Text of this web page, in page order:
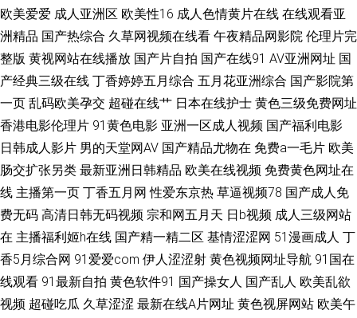
高清电影 青青青手机视频在线观看 殴美精品 日韩AV成人岛国资源福利 国产
精品国产精品国产专区 男女网站在线观看的网站 久久bb 国产综合色五月久
久久 韩日性爱 国产特级直播 国产精品一区二区福利在线 抖阴蜜桃樱桃91 bt
快搜net 日韩精品一级二级 久久日日 九一成人 久久午夜精品 久久网免费 久
久精品人妻 国产伪娘视频 国产第一码页 丰满人妻区二区三区免费看 爱愛91
94神马 91清清视频 91看看 91视频网址 性欲av 91网站黄色 91人人人人人
91短视频网站 8哥电影网站 91AV娱乐网 亚洲第一色导航av 手机av 日韩诚人
欧美爱爱 成人亚洲区 欧美性16 成人色情黄片在线 在线观看亚
洲精品 国产热综合 久草网视频在线看 午夜精品网影院 伦理片完
整版 黄视网站在线播放 国产片自拍 国产在线91 AV亚洲网址 国
产经典三级在线 丁香婷婷五月综合 五月花亚洲综合 国产影院第
一页 乱码欧美孕交 超碰在线艹 日本在线护士 黄色三级免费网址
香港电影伦理片 91黄色电影 亚洲一区成人视频 国产福利电影
日韩成人影片 男的天堂网AV 国产精品尤物在 免费a一毛片 欧美
肠交扩张另类 最新亚洲日韩精品 欧美在线视频 免费黄色网址在
线 主播第一页 丁香五月网 性爱东京热 草逼视频78 国产成人免
费无码 高清日韩无码视频 宗和网五月天 日b视频 成人三级网站
在 主播福利姬h在线 国产精一精二区 基情涩涩网 51漫画成人 丁
香5月综合网 91爱爱com 伊人涩涩射 黄色视频网址导航 91国在
线观看 91最新自拍 黄色软件91 国产操女人 国产乱人 欧美乱欲
视频 超碰吃瓜 久草涩涩 最新在线A片网址 黄色视屏网站 欧美午